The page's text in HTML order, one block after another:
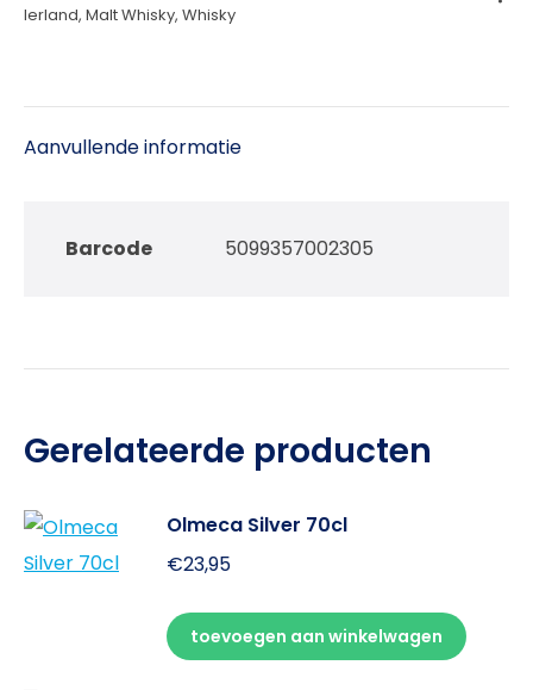
Ierland, Malt Whisky, Whisky
Aanvullende informatie
Barcode 5099357002305
Gerelateerde producten
Olmeca Silver 70cl
€23,95
toevoegen aan winkelwagen